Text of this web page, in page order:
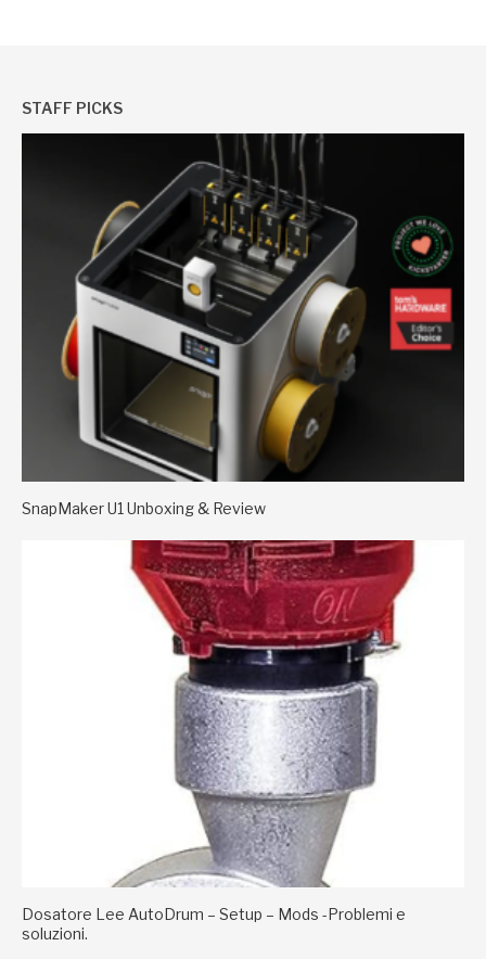
STAFF PICKS
SnapMaker U1 Unboxing & Review
Dosatore Lee AutoDrum – Setup – Mods -Problemi e
soluzioni.